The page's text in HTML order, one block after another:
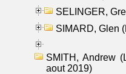
SELINGER,
SIMARD, Glen
SMITH, Andrew
aout 2019)